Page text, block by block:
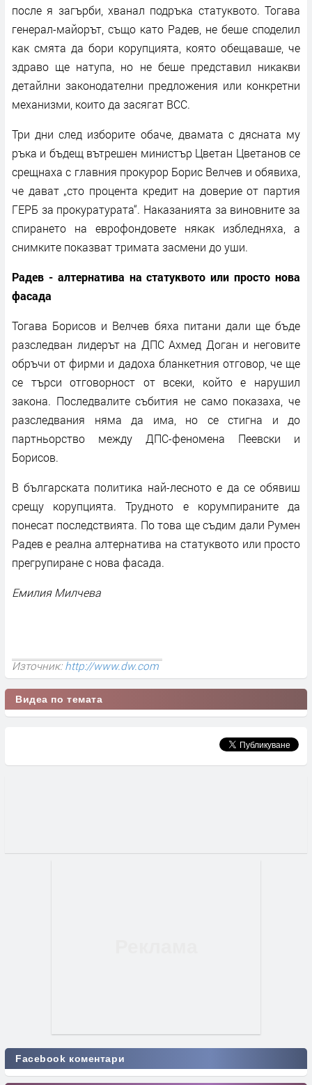
после я загърби, хванал подръка статуквото. Тогава
генерал-майорът, също като Радев, не беше споделил
как смята да бори корупцията, която обещаваше, че
здраво ще натупа, но не беше представил никакви
детайлни законодателни предложения или конкретни
механизми, които да засягат ВСС.
Три дни след изборите обаче, двамата с дясната му
ръка и бъдещ вътрешен министър Цветан Цветанов се
срещнаха с главния прокурор Борис Велчев и обявиха,
че дават „сто процента кредит на доверие от партия
ГЕРБ за прокуратурата“. Наказанията за виновните за
спирането на еврофондовете някак избледняха, а
снимките показват тримата засмени до уши.
Радев - алтернатива на статуквото или просто нова
фасада
Тогава Борисов и Велчев бяха питани дали ще бъде
разследван лидерът на ДПС Ахмед Доган и неговите
обръчи от фирми и дадоха бланкетния отговор, че ще
се търси отговорност от всеки, който е нарушил
закона. Последвалите събития не само показаха, че
разследвания няма да има, но се стигна и до
партньорство между ДПС-феномена Пеевски и
Борисов.
В българската политика най-лесното е да се обявиш
срещу корупцията. Трудното е корумпираните да
понесат последствията. По това ще съдим дали Румен
Радев е реална алтернатива на статуквото или просто
прегрупиране с нова фасада.
Емилия Милчева
Източник:http://www.dw.com
Видеа по темата
Facebook коментари